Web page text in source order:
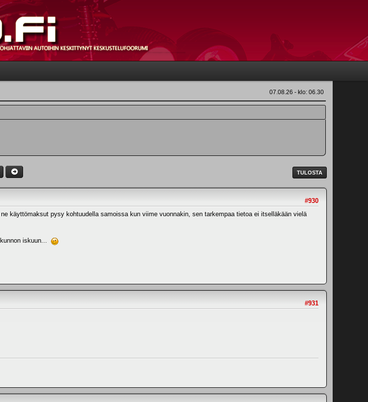
07.08.26 - klo: 06.30
TULOSTA
#930
käyttömaksut pysy kohtuudella samoissa kun viime vuonnakin, sen tarkempaa tietoa ei itselläkään vielä
iskuun...
#931